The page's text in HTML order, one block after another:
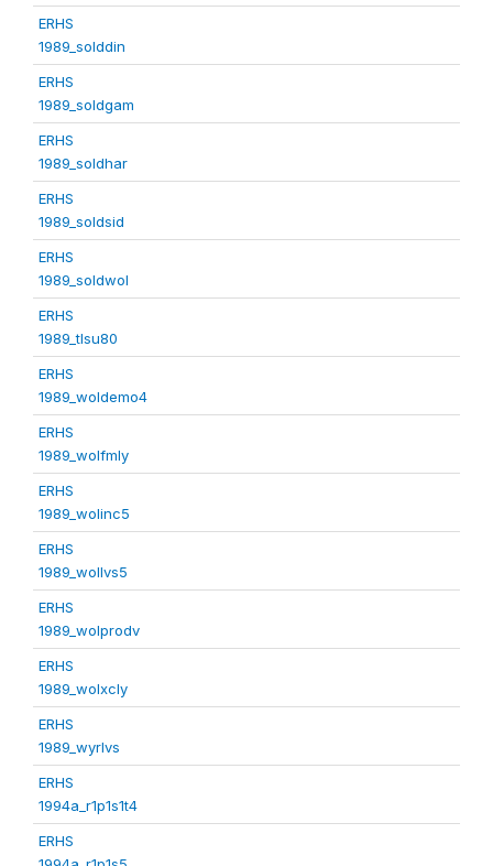
ERHS
1989_solddin
ERHS
1989_soldgam
ERHS
1989_soldhar
ERHS
1989_soldsid
ERHS
1989_soldwol
ERHS
1989_tlsu80
ERHS
1989_woldemo4
ERHS
1989_wolfmly
ERHS
1989_wolinc5
ERHS
1989_wollvs5
ERHS
1989_wolprodv
ERHS
1989_wolxcly
ERHS
1989_wyrlvs
ERHS
1994a_r1p1s1t4
ERHS